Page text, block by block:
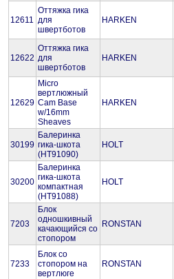
12611
Оттяжка гика
для
швертботов
HARKEN
12622
Оттяжка гика
для
швертботов
HARKEN
12629
Micro
вертлюжный
Cam Base
w/16mm
Sheaves
HARKEN
30199
Балеринка
гика-шкота
(HT91090)
HOLT
30200
Балеринка
гика-шкота
компактная
(HT91088)
HOLT
7203
Блок
одношкивный
качающийся со
стопором
RONSTAN
7233
Блок со
стопором на
вертлюге
RONSTAN